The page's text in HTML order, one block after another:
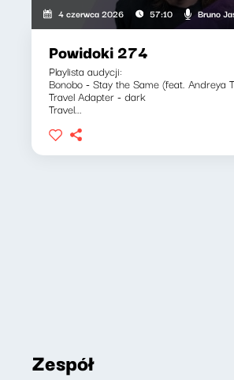
4 czerwca 2026 57:10 Bruno
Powidoki 274
Playlista audycji:
Bonobo - Stay the Same (feat. Andreya
Travel Adapter - dark
Travel...
Zespół